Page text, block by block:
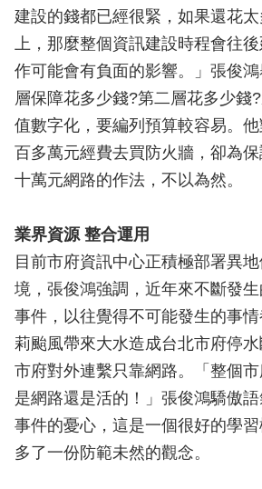
建設的錢都已經很緊，如果還花
上，那麼整個資訊建設時程會往
作可能會有負面的影響。」張俊
層保障花多少錢?第二層花多少錢
值數字化，要編列預算較容易。
百多萬元經費去買防火牆，卻為
十萬元網路的作法，不以為然。
業界資源 整合運用
目前市府資訊中心正積極部署異
境，張俊鴻強調，近年來不斷發
事件，以往覺得不可能發生的事
莉颱風帶來大水造成台北市府停水
市府對外連繫只靠網路。「整個
是網路還是活的！」張俊鴻驕傲
事件的憂心，這是一個很好的學
多了一份防範未然的觀念。